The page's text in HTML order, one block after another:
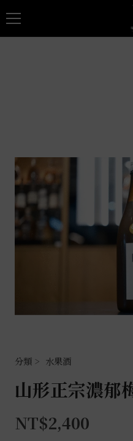
水果酒
山形正宗濃郁
NT$2,400